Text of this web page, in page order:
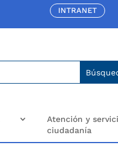
INTRANET
Atención y
ciudadanía